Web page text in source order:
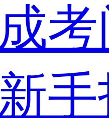
成考
新